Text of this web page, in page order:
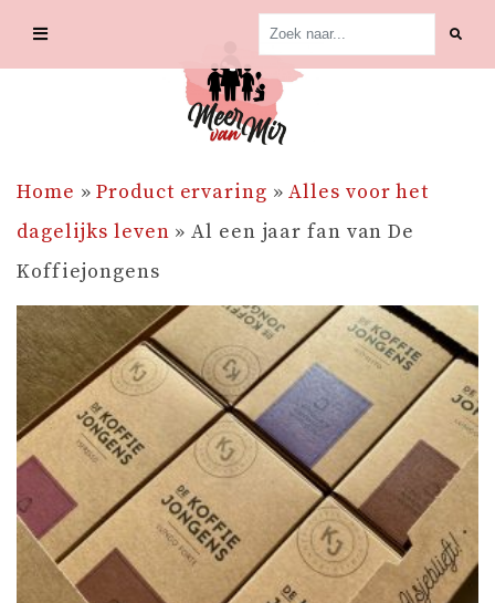
Home »Product ervaring »Alles voor het
dagelijks leven »Al een jaar fan van De
Koffiejongens